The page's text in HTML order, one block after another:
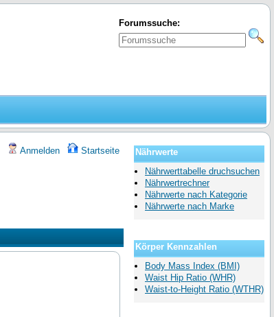
Forumssuche:
Anmelden Startseite
Nährwerte
Nährwerttabelle druchsuchen
Nährwertrechner
Nährwerte nach Kategorie
Nährwerte nach Marke
Körper Kennzahlen
Body Mass Index (BMI)
Waist Hip Ratio (WHR)
Waist-to-Height Ratio (WTHR)